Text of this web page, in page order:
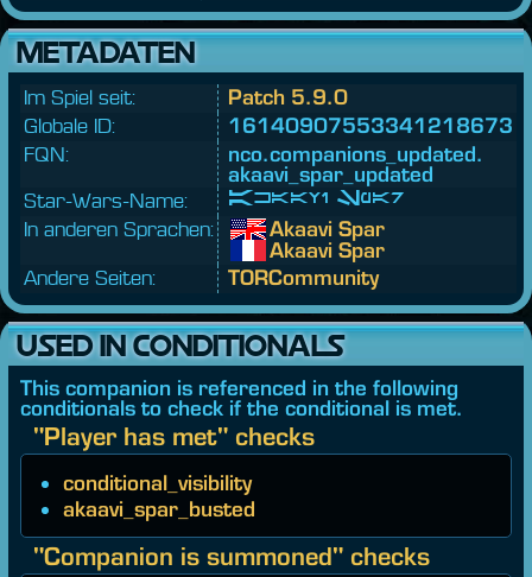
METADATEN
Im Spiel seit:
Patch 5.9.0
Globale ID:
16140907553341218673
FQN:
nco.companions_updated.
akaavi_spar_updated
Star-Wars-Name:
Akaavi Spar
In anderen Sprachen:
Akaavi Spar
Akaavi Spar
Andere Seiten:
TORCommunity
USED IN CONDITIONALS
This companion is referenced in the following
conditionals to check if the conditional is met.
"Player has met" checks
conditional_visibility
akaavi_spar_busted
"Companion is summoned" checks